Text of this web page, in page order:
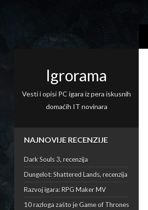
Igrorama
Vesti i opisi PC igara iz pera iskusnih
domaćih IT novinara
NAJNOVIJE RECENZIJE
Dark Souls 3, recenzija
Dungelot: Shattered Lands, recenzija
Razvoj igara: RPG Maker MV
10 razloga zašto je Game of Thrones